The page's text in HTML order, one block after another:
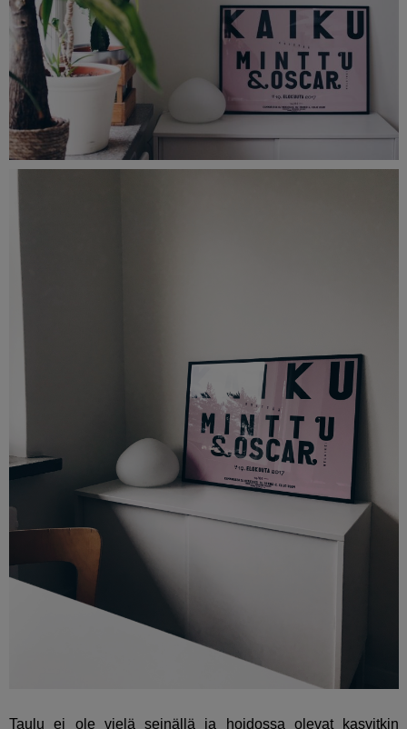
Taulu ei ole vielä seinällä ja hoidossa olevat kasvitkin